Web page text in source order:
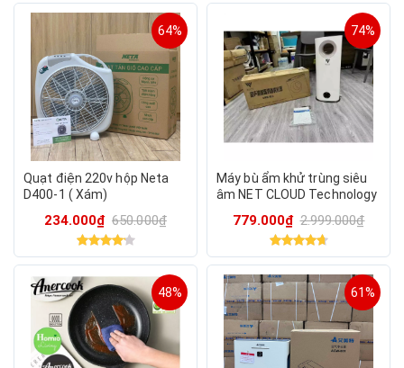
64%
Quạt điện 220v hộp Neta
D400-1 ( Xám)
234.000₫ 650.000₫
74%
Máy bù ẩm khử trùng siêu
âm NET CLOUD Technology
lành, sức khỏe toàn diện
779.000₫ 2.999.000₫
48% 61%